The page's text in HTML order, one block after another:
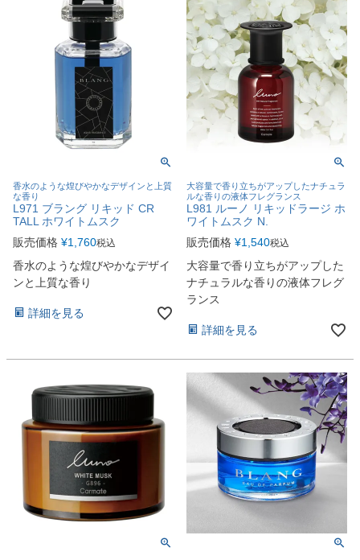
香水のような煌びやかなデザインと上質
な香り
L971 ブラング リキッド CR
TALL ホワイトムスク
販売価格 ¥1,760税込
香水のような煌びやかなデザイ
ンと上質な香り
詳細を見る
大容量で香り立ちがアップしたナチュラ
ルな香りの液体フレグランス
L981 ルーノ リキッドラージ ホ
ワイトムスク N.
販売価格 ¥1,540税込
大容量で香り立ちがアップした
ナチュラルな香りの液体フレグ
ランス
詳細を見る